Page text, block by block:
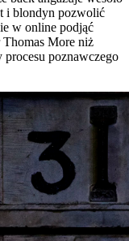
i blondyn pozwolić
w online podjąć
More niż
poznawczego